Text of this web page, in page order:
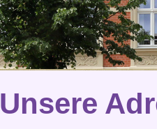
Unsere